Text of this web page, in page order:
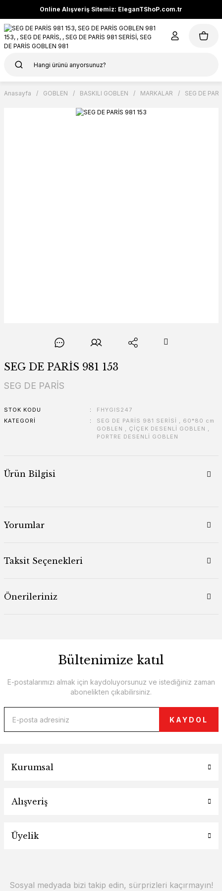
Online Alışveriş Sitemiz: EleganTShoP.com.tr
Anasayfa GOBLEN BASKILI GOBLEN MARKALAR SEG DE
SEG DE PARİS 981 153
SEG DE PARİS
STOK KODU
FHYGIS247
KATEGORI
SEG DE PARİS 981 SERİSİ , 60*80 cm
GOBLEN , ÇİÇEK DESENLİ GOBLEN ,
PORTRE DESENLİ GOBLEN
Ürün Bilgisi
Yorumlar
Taksit Seçenekleri
Önerileriniz
Bültenimize katıl
E-postalarımızı almak için kaydoluyorsunuz ve istediğiniz zaman
abonelikten çıkabilirsiniz.
KAYDOL
Kurumsal
Alışveriş
Üyelik
Sosyal medyada bizi takip edin, sürprizleri kaçırmayın!